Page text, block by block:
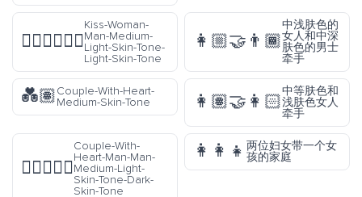
👩🏼‍❤️‍💋‍👨🏻
Kiss-Woman-
Man-Medium-
Light-Skin-Tone-
Light-Skin-Tone
👩🏼‍🤝‍👨🏾
中浅肤色的
女人和中深
肤色的男士
牵手
💑🏽Couple-With-Heart-
Medium-Skin-Tone
👩🏽‍🤝‍👩🏻
中等肤色和
浅肤色女人
牵手
👨🏼‍❤️‍👨🏿
Couple-With-
Heart-Man-Man-
Medium-Light-
Skin-Tone-Dark-
Skin-Tone
👩‍👩‍👧 两位妇女带一个女
孩的家庭